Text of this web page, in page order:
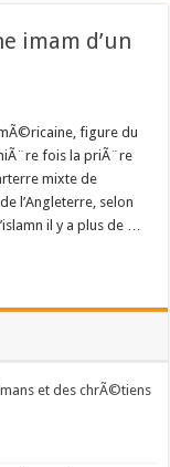
imam d’un
figure du
fois la priÃ¨re
mixte de
l’Angleterre, selon
il y a plus de …
et des chrÃ©tiens